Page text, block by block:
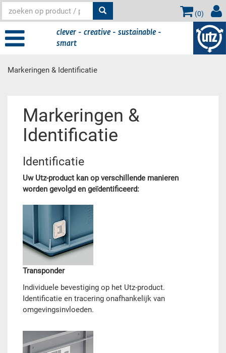
(0)
clever - creative - sustainable -
smart
Markeringen & Identificatie
Hoofdinhoud
Markeringen &
Identificatie
Identificatie
Uw Utz-product kan op verschillende manieren
worden gevolgd en geïdentificeerd:
Transponder
Individuele bevestiging op het Utz-product.
Identificatie en tracering onafhankelijk van
omgevingsinvloeden.